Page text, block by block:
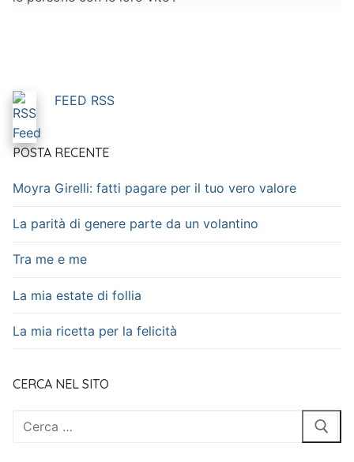
FEED RSS
POSTA RECENTE
Moyra Girelli: fatti pagare per il tuo vero valore
La parità di genere parte da un volantino
Tra me e me
La mia estate di follia
La mia ricetta per la felicità
CERCA NEL SITO
Cerca: